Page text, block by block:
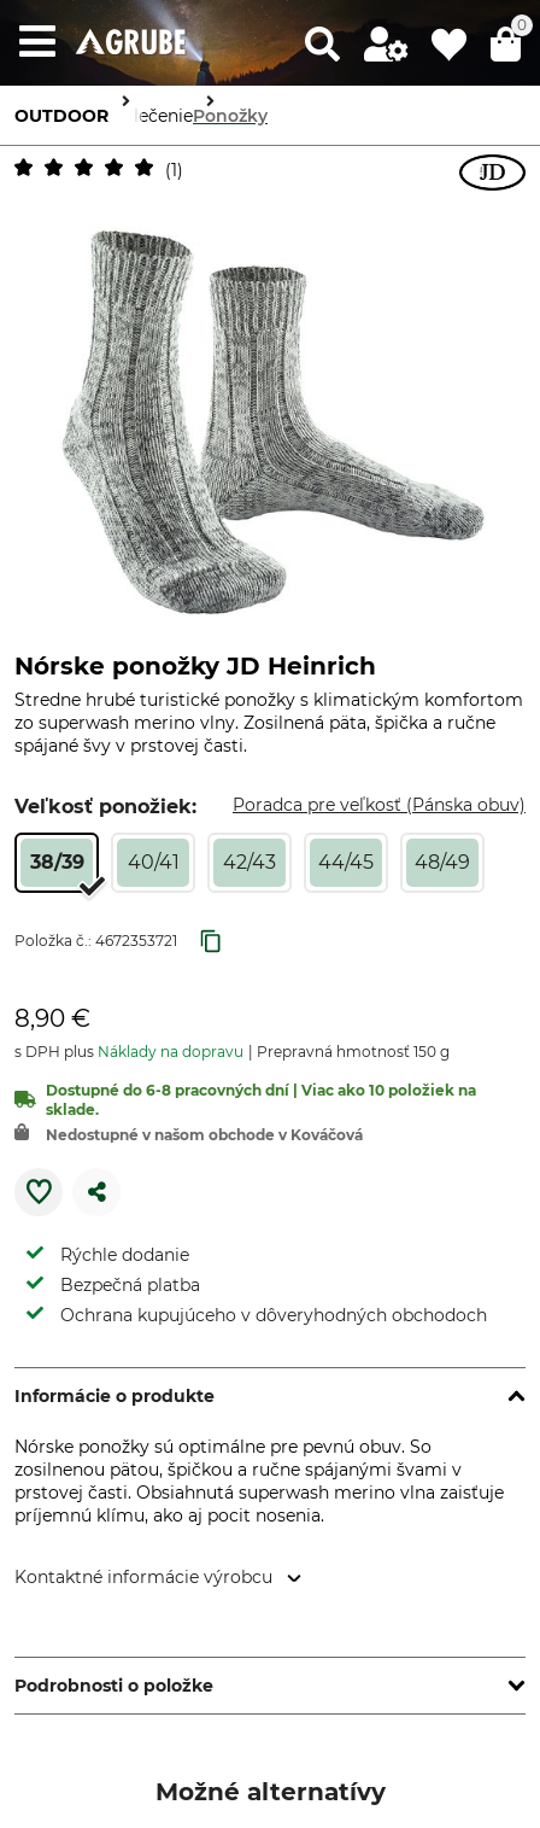
0
OUTDOOR OblečeniePonožky
1
Nórske ponožky JD Heinrich
Stredne hrubé turistické ponožky s klimatickým komfortom
zo superwash merino vlny. Zosilnená päta, špička a ručne
spájané švy v prstovej časti.
Veľkosť ponožiek: Poradca pre veľkosť (Pánska obuv)
38/39 40/41 42/43 44/45 48/49
Položka č.: 4672353721
8,90 €
s DPH plus Náklady na dopravu Prepravná hmotnosť 150 g
Dostupné do 6-8 pracovných dní | Viac ako 10 položiek na
sklade.
Nedostupné v našom obchode v Kováčová
Rýchle dodanie
Bezpečná platba
Ochrana kupujúceho v dôveryhodných obchodoch
Informácie o produkte
Nórske ponožky sú optimálne pre pevnú obuv. So
zosilnenou pätou, špičkou a ručne spájanými švami v
prstovej časti. Obsiahnutá superwash merino vlna zaisťuje
príjemnú klímu, ako aj pocit nosenia.
Kontaktné informácie výrobcu
Germany, www.strumpfdirks.de
Podrobnosti o položke
Možné alternatívy